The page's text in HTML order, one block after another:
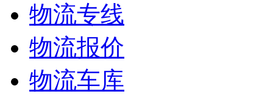
物流专线
物流报价
物流车库